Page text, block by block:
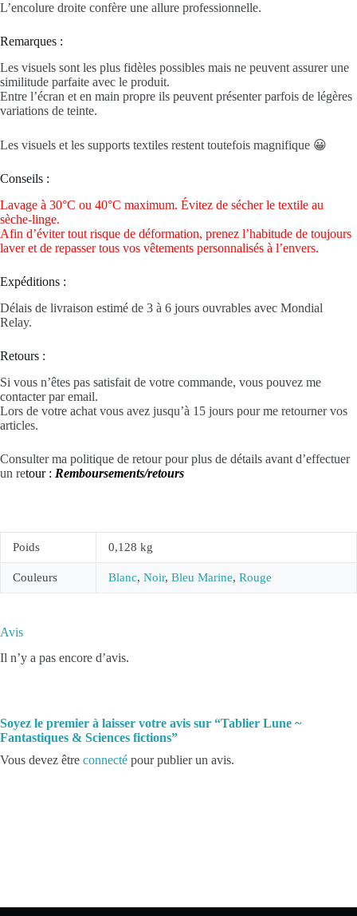
L’encolure droite confère une allure professionnelle.
Remarques :
Les visuels sont les plus fidèles possibles mais ne peuvent assurer une
similitude parfaite avec le produit.
Entre l’écran et en main propre ils peuvent présenter parfois de légères
variations de teinte.
Les visuels et les supports textiles restent toutefois magnifique 😀
Conseils :
Lavage à 30°C ou 40°C maximum. Évitez de sécher le textile au
sèche-linge.
Afin d’éviter tout risque de déformation, prenez l’habitude de toujours
laver et de repasser tous vos vêtements personnalisés à l’envers.
Expéditions :
Délais de livraison estimé de 3 à 6 jours ouvrables avec Mondial
Relay.
Retours :
Si vous n’êtes pas satisfait de votre commande, vous pouvez me
contacter par email.
Lors de votre achat vous avez jusqu’à 15 jours pour me retourner vos
articles.
Consulter ma politique de retour pour plus de détails avant d’effectuer
un retour : Remboursements/retours
Poids 0,128 kg
Couleurs Blanc, Noir, Bleu Marine, Rouge
Avis
Il n’y a pas encore d’avis.
Soyez le premier à laisser votre avis sur “Tablier Lune ~
Fantastiques & Sciences fictions”
Vous devez être connecté pour publier un avis.